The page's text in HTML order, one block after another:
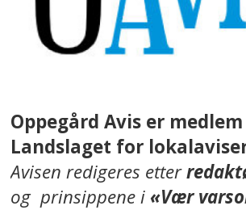
Oppegård Avis er
Landslaget for
Avisen redigeres etter
og prinsippene i«Vær